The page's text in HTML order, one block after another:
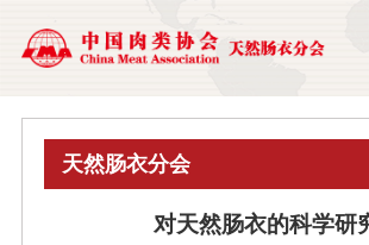
天然肠衣分会
对天然肠衣的科学研